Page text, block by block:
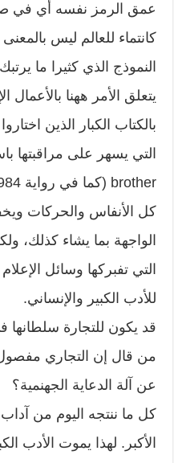
عمق الرمز نفسه أي في
كانتماء للعالم ليس
النموذج الذي كثيرا ما
يتعلق الأمر ههنا بالأعمال
بالكتاب الكبار الذين
كل الأنفاس والحركات
الواجهة بما يشاء كذلك،
التي تفبركها وسائل
للأدب الكبير والإنساني.
قد يكون للتجارة سلطانها
من قال إن التجاري
عن آلة الدعاية الجهنمية؟
كل ما ننتجه اليوم من
الأكبر. لهذا يموت الأدب